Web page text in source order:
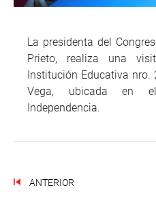
La presidenta del
Prieto, realiza una
Institución Educativa nro.
Vega, ubicada en
Independencia.
ANTERIOR